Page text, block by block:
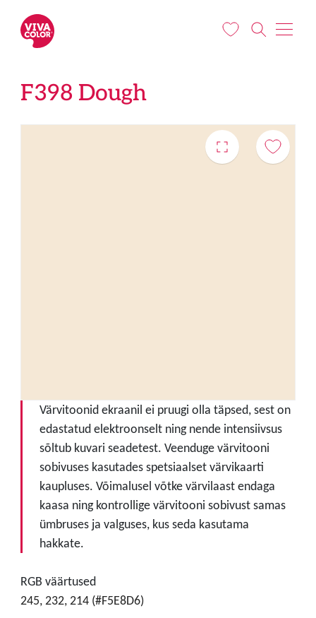
F398 Dough
Värvitoonid ekraanil ei pruugi olla täpsed, sest on
edastatud elektroonselt ning nende intensiivsus
sõltub kuvari seadetest. Veenduge värvitooni
sobivuses kasutades spetsiaalset värvikaarti
kaupluses. Võimalusel võtke värvilaast endaga
kaasa ning kontrollige värvitooni sobivust samas
ümbruses ja valguses, kus seda kasutama
hakkate.
RGB väärtused
245, 232, 214 (#F5E8D6)